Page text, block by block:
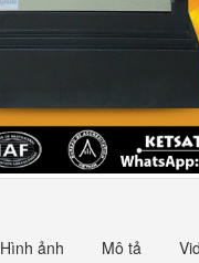
Hình ảnh Mô tả